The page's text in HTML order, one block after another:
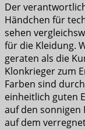
Der
Händchen für
sehen
für die Kleidung.
geraten als die
Klonkrieger zum
Farben sind
einheitlich guten
auf den sonnigen
auf dem